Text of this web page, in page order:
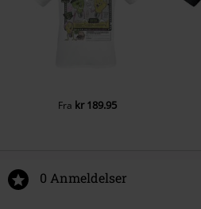
Fra kr 189.95
0 Anmeldelser